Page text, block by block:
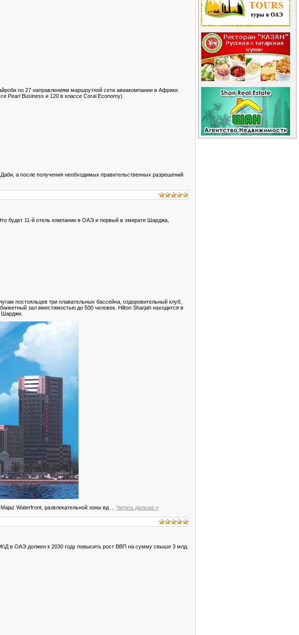
по 27 направлениям маршрутной сети авиакомпании в Африке.
Pearl Business и 120 в классе Coral Economy).
а после получения необходимых правительственных разрешений
будет 11-й отель компании в ОАЭ и первый в эмирате Шарджа,
постояльцев три плавательных бассейна, оздоровительный клуб,
зал вместимостью до 500 человек. Hilton Sharjah находится в
Шарджи.
Waterfront, развлекательной зоны вд Читать дальше »
в ОАЭ должен к 2030 году повысить рост ВВП на сумму свыше 3 млд.